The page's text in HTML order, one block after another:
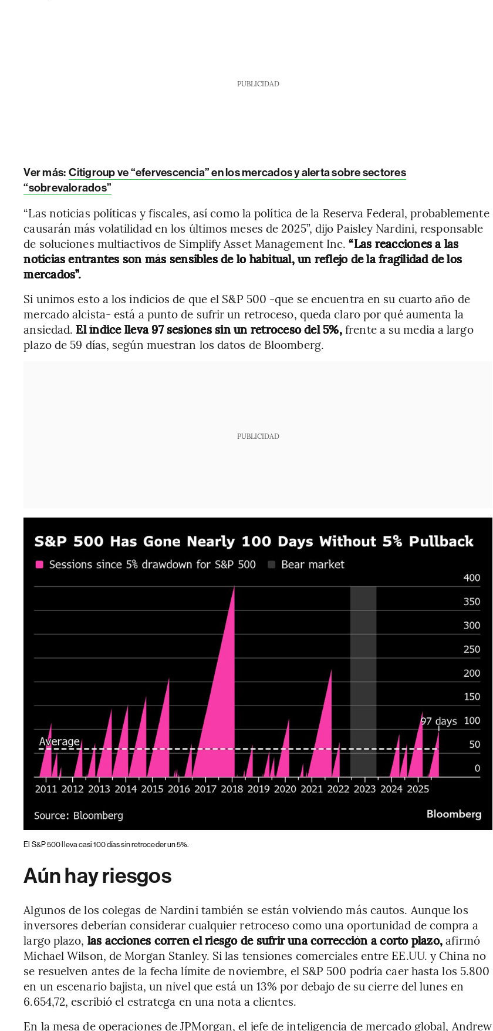
PUBLICIDAD
Ver más: Citigroup ve “efervescencia” en los mercados y alerta sobre sectores
“sobrevalorados”
“Las noticias políticas y fiscales, así como la política de la Reserva Federal, probablemente
causarán más volatilidad en los últimos meses de 2025”, dijo Paisley Nardini, responsable
de soluciones multiactivos de Simplify Asset Management Inc.“Las reacciones a las
noticias entrantes son más sensibles de lo habitual, un reflejo de la fragilidad de los
mercados”.
Si unimos esto a los indicios de que el S&P 500 -que se encuentra en su cuarto año de
mercado alcista- está a punto de sufrir un retroceso, queda claro por qué aumenta la
ansiedad. El índice lleva 97 sesiones sin un retroceso del 5%,frente a su media a largo
plazo de 59 días, según muestran los datos de Bloomberg.
PUBLICIDAD
El S&P 500 lleva casi 100 días sin retroceder un 5%.
Aún hay riesgos
Algunos de los colegas de Nardini también se están volviendo más cautos. Aunque los
inversores deberían considerar cualquier retroceso como una oportunidad de compra a
largo plazo, las acciones corren el riesgo de sufrir una corrección a corto plazo,afirmó
Michael Wilson, de Morgan Stanley. Si las tensiones comerciales entre EE.UU. y China no
se resuelven antes de la fecha límite de noviembre, el S&P 500 podría caer hasta los 5.800
en un escenario bajista, un nivel que está un 13% por debajo de su cierre del lunes en
6.654,72, escribió el estratega en una nota a clientes.
En la mesa de operaciones de JPMorgan, el jefe de inteligencia de mercado global, Andrew